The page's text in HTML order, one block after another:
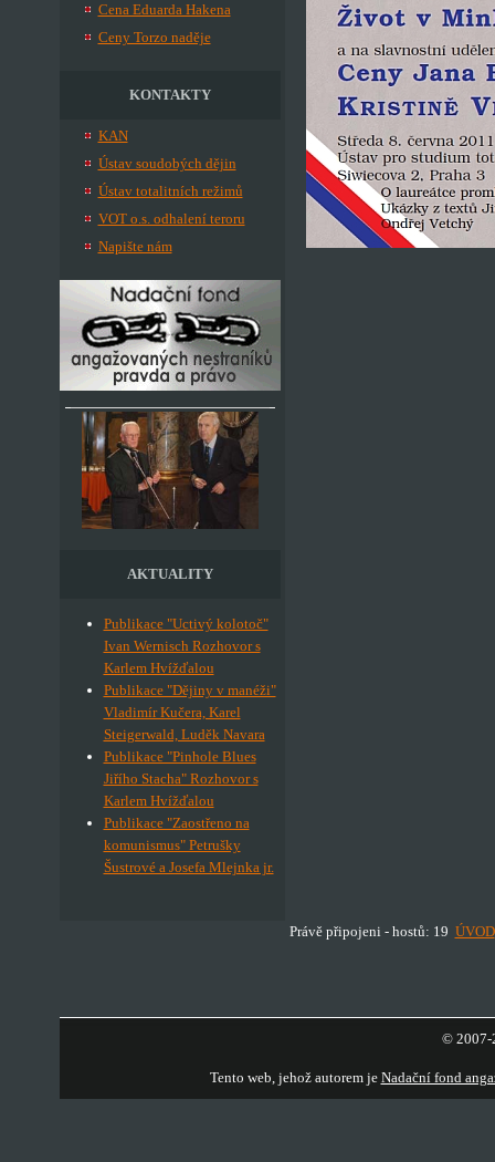
Cena Eduarda Hakena
Ceny Torzo naděje
KONTAKTY
KAN
Ústav soudobých dějin
Ústav totalitních režimů
VOT o.s. odhalení teroru
Napište nám
AKTUALITY
Publikace "Uctivý kolotoč"
Ivan Wernisch Rozhovor s
Karlem Hvížďalou
Publikace "Dějiny v manéži"
Vladimír Kučera, Karel
Steigerwald, Luděk Navara
Publikace "Pinhole Blues
Jiřího Stacha" Rozhovor s
Karlem Hvížďalou
Publikace "Zaostřeno na
komunismus" Petrušky
Šustrové a Josefa Mlejnka jr.
Právě připojeni - hostů: 19 ÚVOD
© 2007-
Tento web, jehož autorem je Nadační fond